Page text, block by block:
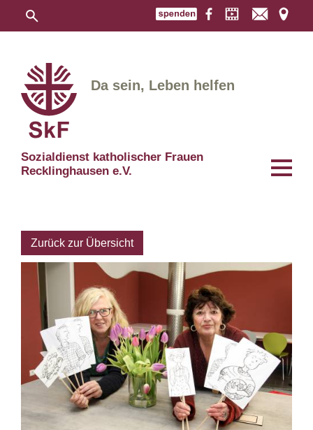
Sozialdienst katholischer Frauen
Recklinghausen e.V.
Da sein, Leben helfen
Zurück zur Übersicht